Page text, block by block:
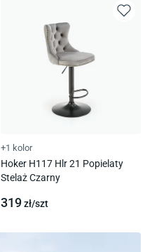
+1 kolor
Hoker H117 Hlr 21 Popielaty
Stelaż Czarny
319zł/szt